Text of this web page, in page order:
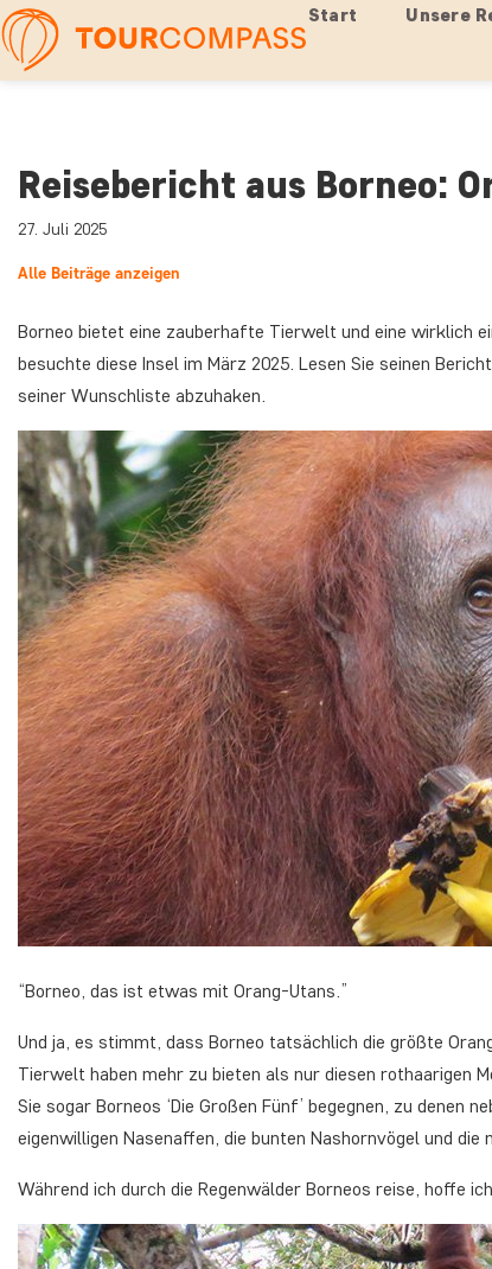
Start Unsere
Reisebericht aus Borneo:
27. Juli 2025
Alle Beiträge anzeigen
Borneo bietet eine zauberhafte Tierwelt und eine wirklich
besuchte diese Insel im März 2025. Lesen Sie seinen
seiner Wunschliste abzuhaken.
“Borneo, das ist etwas mit Orang-Utans.”
Und ja, es stimmt, dass Borneo tatsächlich die größte
Tierwelt haben mehr zu bieten als nur diesen rothaarigen
Sie sogar Borneos ‘Die Großen Fünf’ begegnen, zu denen
eigenwilligen Nasenaffen, die bunten Nashornvögel und
Während ich durch die Regenwälder Borneos reise, hoffe